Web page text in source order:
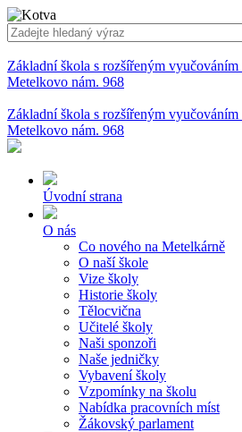
Základní škola s rozšířeným
Metelkovo nám. 968
Základní škola s rozšířeným
Metelkovo nám. 968
Úvodní strana
O nás
Co nového na Metelkárně
O naší škole
Vize školy
Historie školy
Tělocvična
Učitelé školy
Naši sponzoři
Naše jedničky
Vybavení školy
Vzpomínky na školu
Nabídka pracovních míst
Žákovský parlament